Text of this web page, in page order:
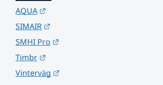
AQUA
SIMAIR
SMHI Pro
Timbr
Vinterväg